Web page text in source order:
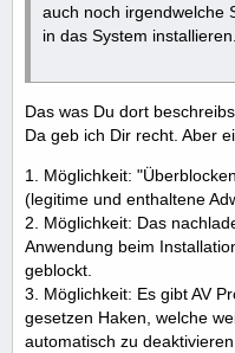
auch noch irgendwelche
in das System installieren.
Das was Du dort
Da geb ich Dir recht. Aber
1. Möglichkeit:
(legitime und enthaltene
2. Möglichkeit: Das
Anwendung beim
geblockt.
3. Möglichkeit: Es gibt AV
gesetzen Haken, welche
automatisch zu